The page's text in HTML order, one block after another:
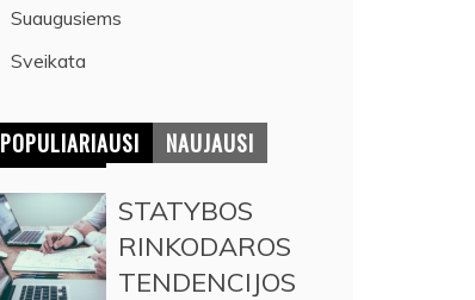
Suaugusiems
Sveikata
POPULIARIAUSI NAUJAUSI
STATYBOS
RINKODAROS
TENDENCIJOS